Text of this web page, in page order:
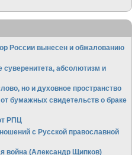
России вынесен и обжалованию
суверенитета, абсолютизм и
но и духовное пространство
бумажных свидетельств о браке
РПЦ
с Русской православной
война (Александр Щипков)